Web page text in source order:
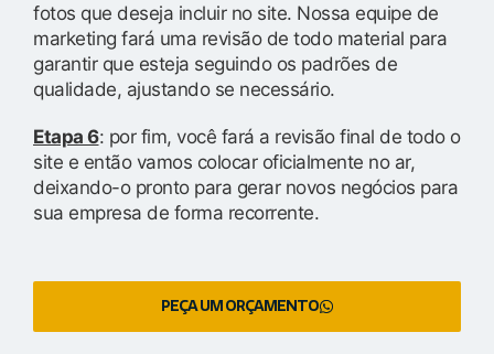
fotos que deseja incluir no site. Nossa equipe de
marketing fará uma revisão de todo material para
garantir que esteja seguindo os padrões de
qualidade, ajustando se necessário.
Etapa 6: por fim, você fará a revisão final de todo o
site e então vamos colocar oficialmente no ar,
deixando-o pronto para gerar novos negócios para
sua empresa de forma recorrente.
PEÇA UM ORÇAMENTO